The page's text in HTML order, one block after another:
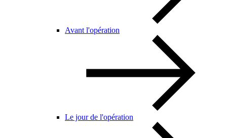
Avant l'opération
Le jour de l'opération